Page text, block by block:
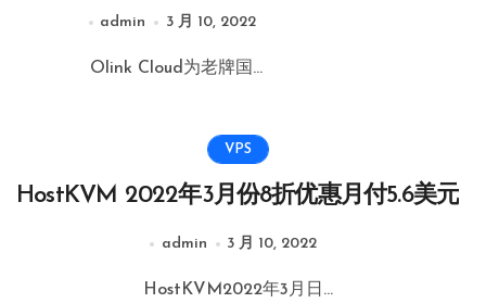
admin 3 月 10, 2022
Olink Cloud为老牌国...
VPS
HostKVM 2022年3月份8折优惠月付5.6美元
admin 3 月 10, 2022
HostKVM2022年3月日...